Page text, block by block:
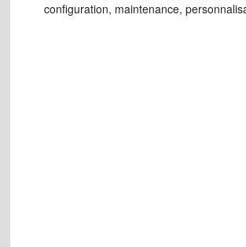
configuration, maintenance,